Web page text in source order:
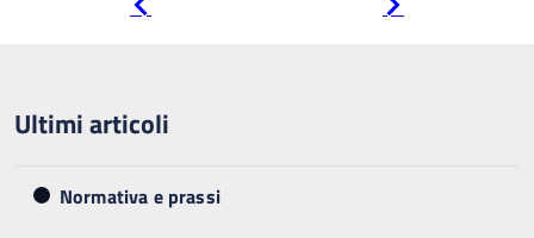
Ultimi articoli
Normativa e prassi